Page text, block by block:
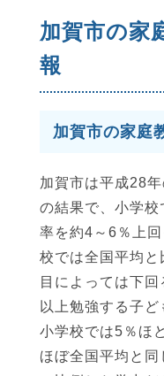
加賀市の家
報
加賀市の家庭
加賀市は平成28
の結果で、小学
率を約4～6％上
校では全国平均
目によっては下
以上勉強する子ど
小学校では5％ほ
ほぼ全国平均と